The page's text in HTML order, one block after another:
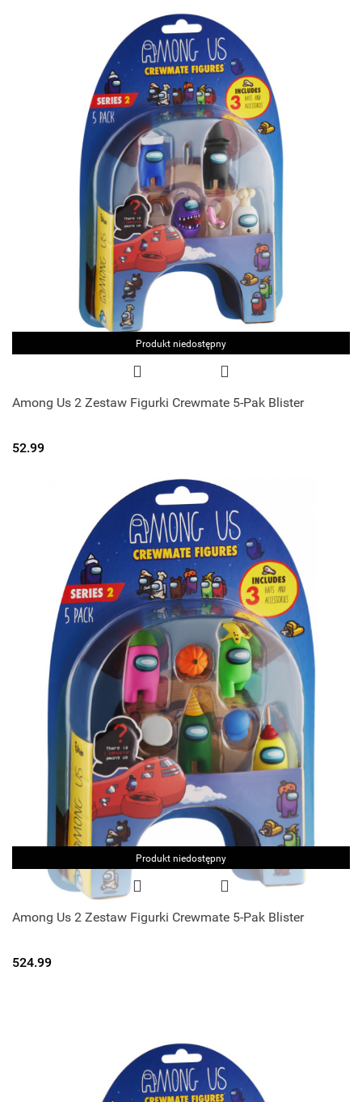
Produkt niedostępny
Among Us 2 Zestaw Figurki Crewmate 5-Pak Blister
52.99
Produkt niedostępny
Among Us 2 Zestaw Figurki Crewmate 5-Pak Blister
524.99